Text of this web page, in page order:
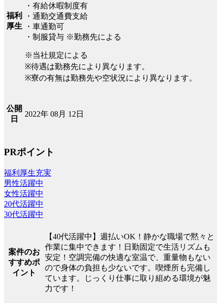
福利
厚生
・有給休暇制度有
・通勤交通費支給
・車通勤可
・制服貸与 ※勤務先による
※当社規定による
※待遇は勤務先により異なります。
※寮の有無は勤務先や空状況により異なります。
公開
日
2022年 08月 12日
PRポイント
福利厚生充実
男性活躍中
女性活躍中
20代活躍中
30代活躍中
案件のお
すすめポ
イント
【40代活躍中】週払いOK！静かな職場で黙々と
作業に集中できます！日勤固定で生活リズムも
安定！空調完備の快適な室温で、重量物もない
ので身体の負担も少ないです。喫煙所も完備し
ています。じっくり仕事に取り組める環境が魅
力です！